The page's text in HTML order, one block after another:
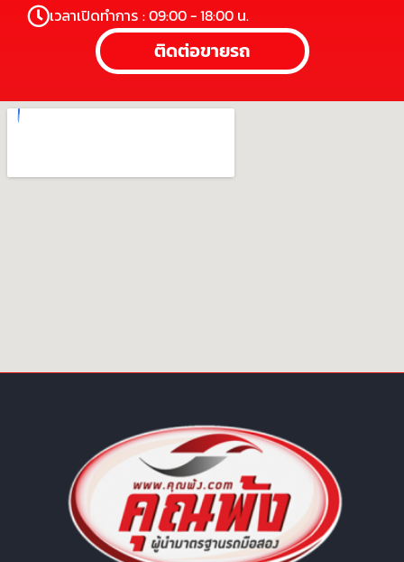
เวลาเปิดทำการ : 09:00 - 18:00 น.
ติดต่อขายรถ